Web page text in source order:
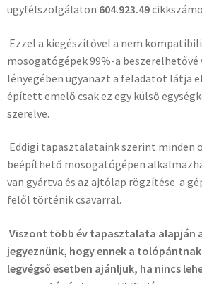
ügyfélszolgálaton 604.923.49
Ezzel a kiegészítővel a nem
mosogatógépek 99%-a beszerelhetővé
lényegében ugyanazt a feladatot látja
épített emelő csak ez egy külső
szerelve.
Eddigi tapasztalataink szerint minden
beépíthető mosogatógépen
van gyártva és az ajtólap rögzítése a
felől történik csavarral.
Viszont több év tapasztalata alapján
jegyeznünk, hogy ennek a
legvégső esetben ajánljuk, ha nincs